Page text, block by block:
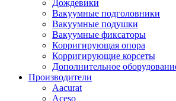
Дождевики
Вакуумные подголовники
Вакуумные подушки
Вакуумные фиксаторы
Корригирующая опора
Корригирующие корсеты
Дополнительное
Производители
Aacurat
Aceso